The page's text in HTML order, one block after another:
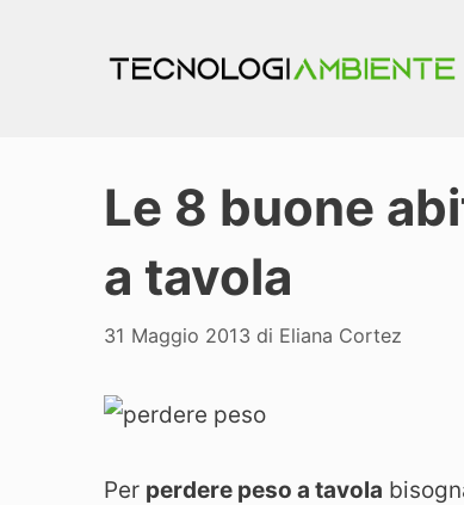
Le 8 buone
a tavola
31 Maggio 2013 di Eliana Cortez
Per perdere peso a tavola